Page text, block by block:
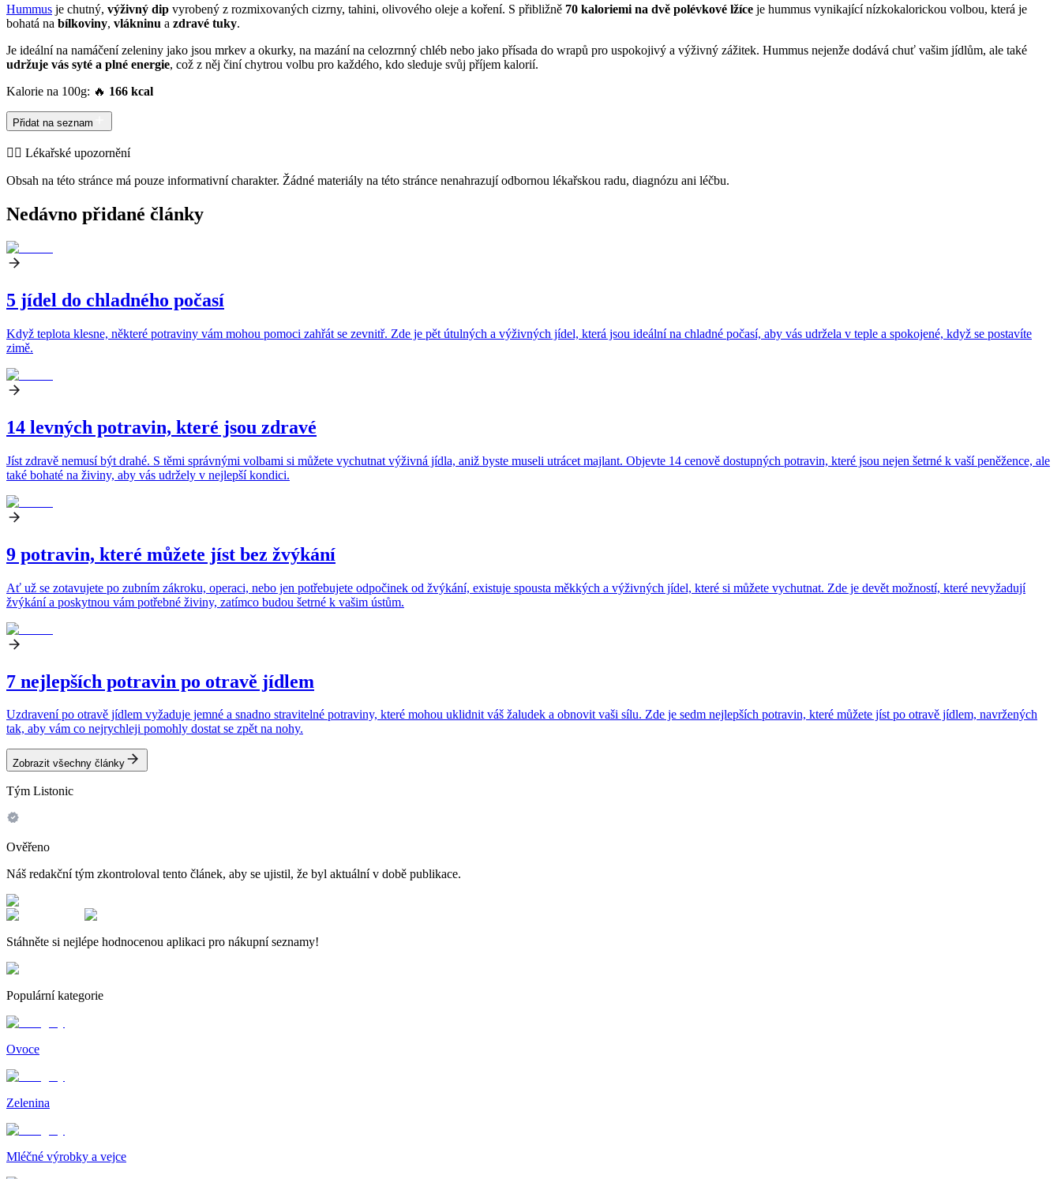
Hummus je chutný, výživný dip vyrobený z rozmixovaných cizrny, tahini, olivového oleje a koření. S přibližně 70 kaloriemi na dvě polévkové lžíce je hummus vynikající nízkokalorickou volbou, která je
bohatá na bílkoviny, vlákninu a zdravé tuky.
Je ideální na namáčení zeleniny jako jsou mrkev a okurky, na mazání na celozrnný chléb nebo jako přísada do wrapů pro uspokojivý a výživný zážitek. Hummus nejenže dodává chuť vašim jídlům, ale také
udržuje vás syté a plné energie, což z něj činí chytrou volbu pro každého, kdo sleduje svůj příjem kalorií.
Kalorie na 100g: 🔥 166 kcal
Přidat na seznam
👨‍⚕️️ Lékařské upozornění
Obsah na této stránce má pouze informativní charakter. Žádné materiály na této stránce nenahrazují odbornou lékařskou radu, diagnózu ani léčbu.
Nedávno přidané články
5 jídel do chladného počasí
Když teplota klesne, některé potraviny vám mohou pomoci zahřát se zevnitř. Zde je pět útulných a výživných jídel, která jsou ideální na chladné počasí, aby vás udržela v teple a spokojené, když se postavíte
zimě.
14 levných potravin, které jsou zdravé
Jíst zdravě nemusí být drahé. S těmi správnými volbami si můžete vychutnat výživná jídla, aniž byste museli utrácet majlant. Objevte 14 cenově dostupných potravin, které jsou nejen šetrné k vaší peněžence, ale
také bohaté na živiny, aby vás udržely v nejlepší kondici.
9 potravin, které můžete jíst bez žvýkání
Ať už se zotavujete po zubním zákroku, operaci, nebo jen potřebujete odpočinek od žvýkání, existuje spousta měkkých a výživných jídel, které si můžete vychutnat. Zde je devět možností, které nevyžadují
žvýkání a poskytnou vám potřebné živiny, zatímco budou šetrné k vašim ústům.
7 nejlepších potravin po otravě jídlem
Uzdravení po otravě jídlem vyžaduje jemné a snadno stravitelné potraviny, které mohou uklidnit váš žaludek a obnovit vaši sílu. Zde je sedm nejlepších potravin, které můžete jíst po otravě jídlem, navržených
tak, aby vám co nejrychleji pomohly dostat se zpět na nohy.
Zobrazit všechny články
Tým Listonic
Ověřeno
Náš redakční tým zkontroloval tento článek, aby se ujistil, že byl aktuální v době publikace.
Stáhněte si nejlépe hodnocenou aplikaci pro nákupní seznamy!
Populární kategorie
Ovoce
Zelenina
Mléčné výrobky a vejce